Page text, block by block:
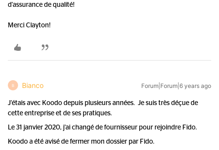
d'assurance de qualité!
Merci Clayton!
B Bianco Forum|Forum|6 years ago
J’étais avec Koodo depuis plusieurs années. Je suis très déçue de
cette entreprise et de ses pratiques.
Le 31 janvier 2020, j’ai changé de fournisseur pour rejoindre Fido.
Koodo a été avisé de fermer mon dossier par Fido.